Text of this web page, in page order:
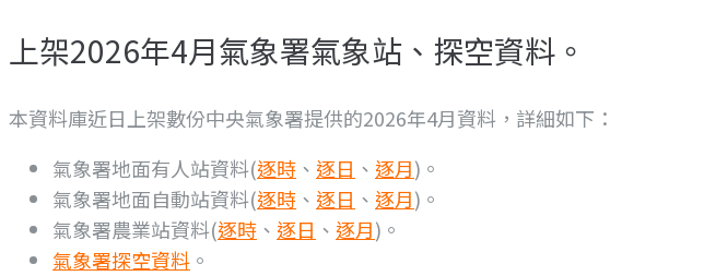
上架2026年4月氣象署氣象站、探空資料。
本資料庫近日上架數份中央氣象署提供的2026年4月資料，詳細如下：
氣象署地面有人站資料(逐時 、 逐日 、 逐月)。
氣象署地面自動站資料(逐時 、 逐日 、 逐月)。
氣象署農業站資料(逐時 、 逐日 、 逐月)。
氣象署探空資料 。